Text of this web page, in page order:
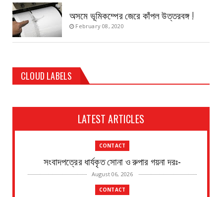
অসমে ভূমিকম্পের জেরে কাঁপল উত্তরবঙ্গ !
February 08, 2020
CLOUD LABELS
LATEST ARTICLES
CONTACT
সংবাদপত্রের ধার্যকৃত সোনা ও রুপার গয়না দরঃ-
August 06, 2026
CONTACT